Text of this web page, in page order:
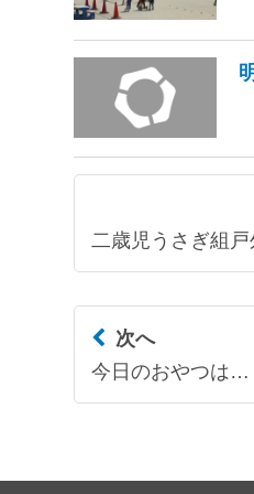
二歳児うさぎ組
次へ
今日のおやつは…